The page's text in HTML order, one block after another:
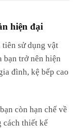
hiện đại
sử dụng vật
bạn trở nên hiện
đình, kệ bếp cao
còn hạn chế về
cách thiết kế